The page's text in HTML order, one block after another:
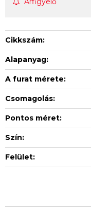
Cikkszám:
Alapanyag:
A furat mérete:
Csomagolás:
Pontos méret:
Szín:
Felület: